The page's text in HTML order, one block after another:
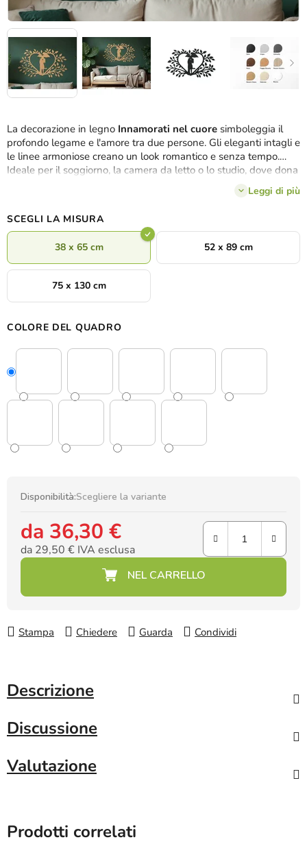
La decorazione in legno Innamorati nel cuore simboleggia il
profondo legame e l'amore tra due persone. Gli eleganti intagli e
le linee armoniose creano un look romantico e senza tempo.
Ideale per il soggiorno, la camera da letto o lo studio, dove dona
Leggi di più
SCEGLI LA MISURA
38 x 65 cm 52 x 89 cm
75 x 130 cm
COLORE DEL QUADRO
Disponibilità:Scegliere la variante
da 36,30 €
da 29,50 € IVA esclusa
Prezzo della misura:
Stampa Chiedere Guarda Condividi
Descrizione
Discussione
Valutazione
Prodotti correlati